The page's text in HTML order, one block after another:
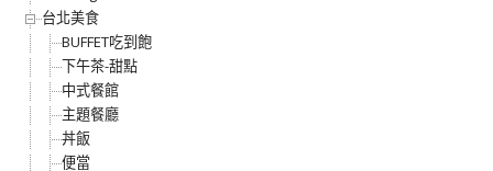
台北美食
BUFFET吃到飽
下午茶-甜點
中式餐館
主題餐廳
丼飯
便當